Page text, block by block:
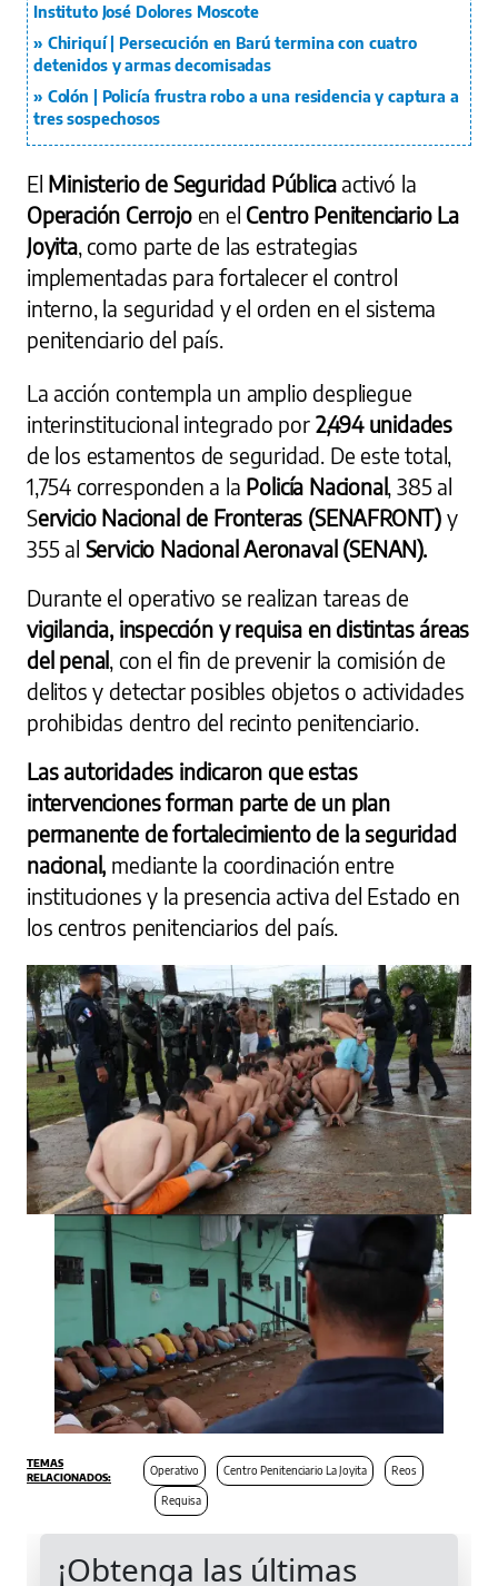
Instituto José Dolores Moscote
Chiriquí | Persecución en Barú termina con cuatro
detenidos y armas decomisadas
Colón | Policía frustra robo a una residencia y captura a
tres sospechosos
El Ministerio de Seguridad Públicaactivó la
Operación Cerrojoen el Centro Penitenciario La
Joyita, como parte de las estrategias
implementadas para fortalecer el control
interno, la seguridad y el orden en el sistema
penitenciario del país.
La acción contempla un amplio despliegue
interinstitucional integrado por 2,494 unidades
de los estamentos de seguridad. De este total,
1,754 corresponden a la Policía Nacional, 385 al
Servicio Nacional de Fronteras (SENAFRONT) y
355 al Servicio Nacional Aeronaval (SENAN).
Durante el operativo se realizan tareas de
vigilancia, inspección y requisa en distintas áreas
del penal , con el fin de prevenir la comisión de
delitos y detectar posibles objetos o actividades
prohibidas dentro del recinto penitenciario.
Las autoridades indicaron que estas
intervenciones forman parte de un plan
permanente de fortalecimiento de la seguridad
nacional, mediante la coordinación entre
instituciones y la presencia activa del Estado en
los centros penitenciarios del país.
Operativo Centro Penitenciario La Joyita Reos
Requisa